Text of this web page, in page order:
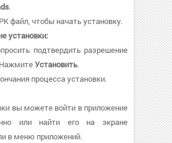
.
файл, чтобы начать установку.
установки:
подтвердить разрешение
НажмитеУстановить.
процесса установки.
вы можете войти в приложение
или найти его на экране
в меню приложений.